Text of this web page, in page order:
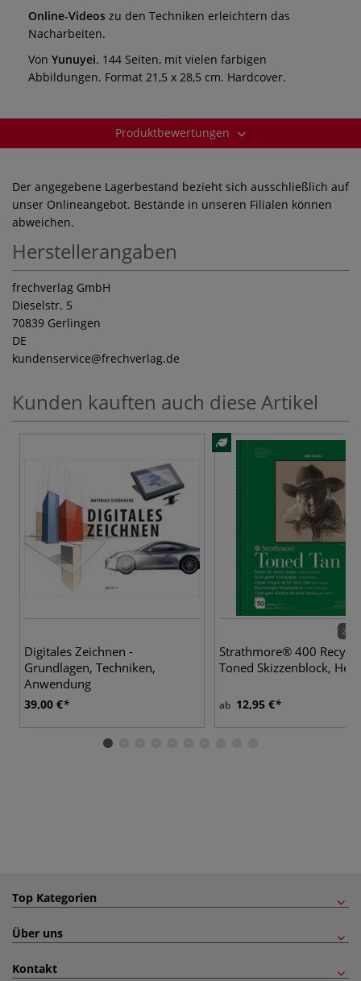
Online-Videos zu den Techniken erleichtern das
Nacharbeiten.
Von Yunuyei. 144 Seiten, mit vielen farbigen
Abbildungen. Format 21,5 x 28,5 cm. Hardcover.
Produktbewertungen
Der angegebene Lagerbestand bezieht sich ausschließlich auf
unser Onlineangebot. Bestände in unseren Filialen können
abweichen.
Herstellerangaben
frechverlag GmbH
Dieselstr. 5
70839 Gerlingen
DE
kundenservice@frechverlag.de
Kunden kauften auch diese Artikel
Digitales Zeichnen -
Grundlagen, Techniken,
Anwendung
39,00 €
2
Strathmore® 400
Toned Skizzenblock,
ab 12,95 €
Top Kategorien
Über uns
Kontakt